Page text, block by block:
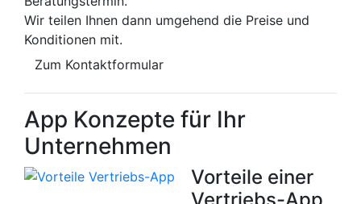
Wir teilen Ihnen dann umgehend die Preise und
Konditionen mit.
Zum Kontaktformular
App Konzepte für Ihr
Unternehmen
Vorteile einer
Vertriebs-App